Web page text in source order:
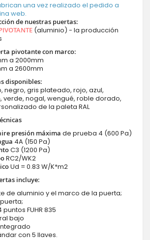
una vez realizado el pedido a
web.
de nuestras puertas:
(aluminio) - la producción
pivotante con marco:
a 2000mm
a 2600mm
disponibles:
negro, gris plateado, rojo, azul,
verde, nogal, wengué, roble dorado,
de la paleta RAL
presión máxima de prueba 4 (600 Pa)
4A (150 Pa)
C3 (1200 Pa)
RC2/WK2
Ud = 0.83 W/K*m2
incluye:
de aluminio y el marco de la puerta;
FUHR 835
bajo
con 5 llaves.